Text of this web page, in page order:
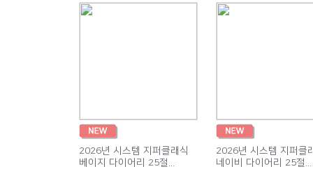
2026년 시스템 지퍼클래식
베이지 다이어리 25절...
2026년 시스템 지퍼클
네이비 다이어리 25절...